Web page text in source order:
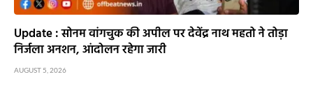
Update : सोनम वांगचुक की अपील पर देवेंद्र नाथ महतो ने तोड़ा
निर्जला अनशन, आंदोलन रहेगा जारी
AUGUST 5, 2026